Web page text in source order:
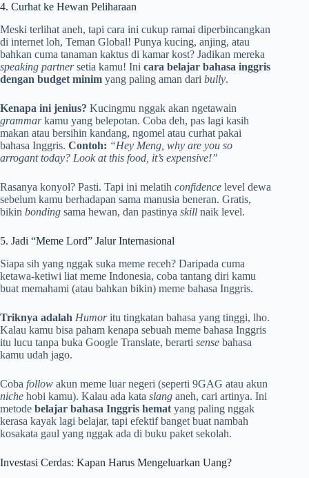
4. Curhat ke Hewan Peliharaan
Meski terlihat aneh, tapi cara ini cukup ramai diperbincangkan
di internet loh, Teman Global! Punya kucing, anjing, atau
bahkan cuma tanaman kaktus di kamar kost? Jadikan mereka
speaking partnersetia kamu! Ini cara belajar bahasa inggris
dengan budget minim yang paling aman dari bully.
Kenapa ini jenius? Kucingmu nggak akan ngetawain
grammarkamu yang belepotan. Coba deh, pas lagi kasih
makan atau bersihin kandang, ngomel atau curhat pakai
bahasa Inggris. Contoh: “Hey Meng, why are you so
arrogant today? Look at this food, it’s expensive!”
Rasanya konyol? Pasti. Tapi ini melatih confidence level dewa
sebelum kamu berhadapan sama manusia beneran. Gratis,
bikin bonding sama hewan, dan pastinya skill naik level.
5. Jadi “Meme Lord” Jalur Internasional
Siapa sih yang nggak suka meme receh? Daripada cuma
ketawa-ketiwi liat meme Indonesia, coba tantang diri kamu
buat memahami (atau bahkan bikin) meme bahasa Inggris.
Triknya adalah Humoritu tingkatan bahasa yang tinggi, lho.
Kalau kamu bisa paham kenapa sebuah meme bahasa Inggris
itu lucu tanpa buka Google Translate, berarti sense bahasa
kamu udah jago.
Coba follow akun meme luar negeri (seperti 9GAG atau akun
niche hobi kamu). Kalau ada kata slang aneh, cari artinya. Ini
metode belajar bahasa Inggris hemat yang paling nggak
kerasa kayak lagi belajar, tapi efektif banget buat nambah
kosakata gaul yang nggak ada di buku paket sekolah.
Investasi Cerdas: Kapan Harus Mengeluarkan Uang?